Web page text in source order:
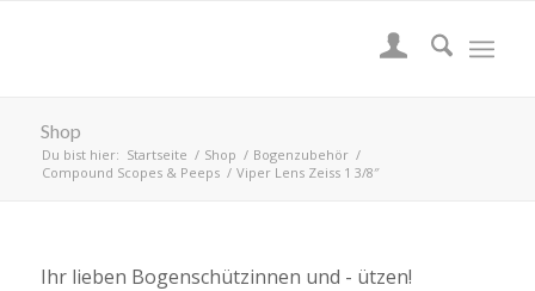
Shop
Du bist hier: Startseite / Shop / Bogenzubehör /
Compound Scopes & Peeps / Viper Lens Zeiss 1 3/8″
Ihr lieben Bogenschützinnen und - ützen!